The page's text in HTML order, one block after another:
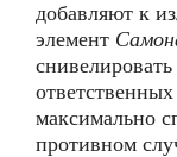
добавляют к
элемент
максимально
противном